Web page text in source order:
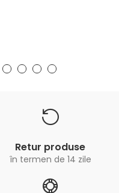
Retur produse
în termen de 14 zile